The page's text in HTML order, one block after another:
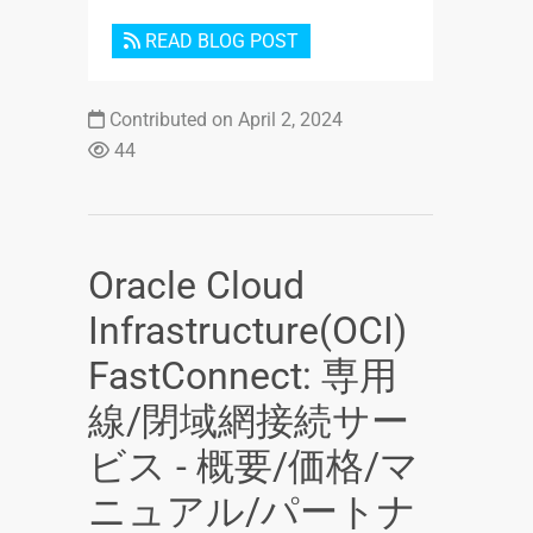
READ BLOG POST
Contributed on April 2, 2024
44
Oracle Cloud
Infrastructure(OCI)
FastConnect: 専用
線/閉域網接続サー
ビス - 概要/価格/マ
ニュアル/パートナ